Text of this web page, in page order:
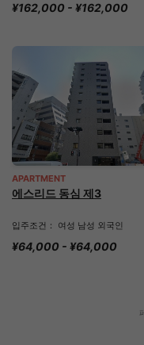
¥162,000 - ¥162,000
APARTMENT
에스리드 동심 제3
입주조건： 여성 남성 외국인
¥64,000 - ¥64,000